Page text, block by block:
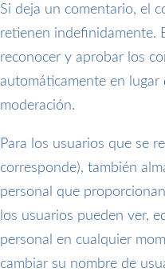
Si deja un comentario, el
retienen indefinidamente.
reconocer y aprobar los
automáticamente en
moderación.
Para los usuarios que se
corresponde), también
personal que
los usuarios pueden ver,
personal en cualquier
cambiar su nombre de